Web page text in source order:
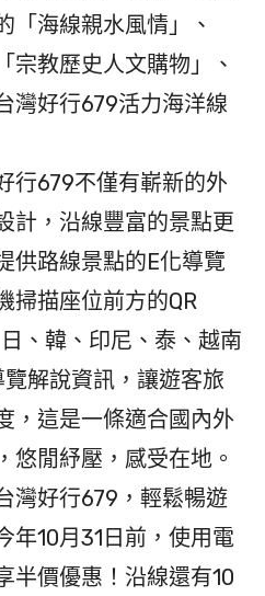
「海線親水風情」、
宗教歷史人文購物」、
灣好行679活力海洋線
行679不僅有嶄新的外
計，沿線豐富的景點更
供路線景點的E化導覽
掃描座位前方的QR
、韓、印尼、泰、越南
解說資訊，讓遊客旅
，這是一條適合國內外
悠閒紓壓，感受在地。
灣好行679，輕鬆暢遊
年10月31日前，使用電
半價優惠！沿線還有10